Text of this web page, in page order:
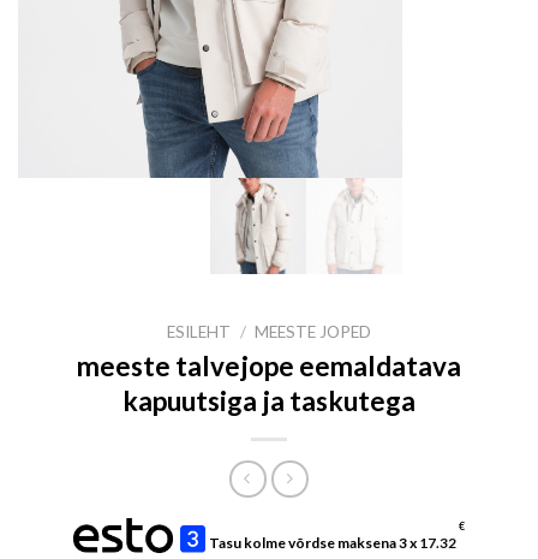
ESILEHT / MEESTE JOPED
meeste talvejope eemaldatava
kapuutsiga ja taskutega
Tasu kolme võrdse maksena 3 x 17.32
€